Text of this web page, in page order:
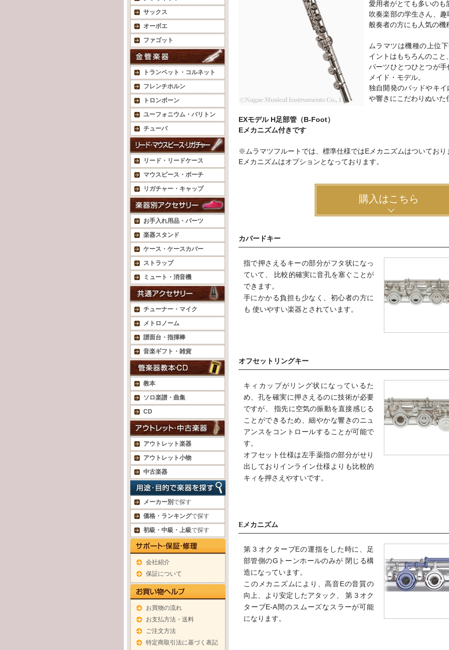
サックス
オーボエ
ファゴット
トランペット・コルネット
フレンチホルン
トロンボーン
ユーフォニウム・バリトン
チューバ
リード・リードケース
マウスピース・ポーチ
リガチャー・キャップ
お手入れ用品・パーツ
楽器スタンド
ケース・ケースカバー
ストラップ
ミュート・消音機
チューナー・マイク
メトロノーム
譜面台・指揮棒
音楽ギフト・雑貨
教本
ソロ楽譜・曲集
CD
アウトレット楽器
アウトレット小物
中古楽器
メーカー別で探す
価格・ランキングで探す
初級・中級・上級で探す
会社紹介
保証について
お買物の流れ
お支払方法・送料
ご注文方法
特定商取引法に基づく表記
愛用者がとても多いのも
吹奏楽部の学生さん、
般奏者の方にも人気の
ムラマツは機種の上位
イントはもちろんのこと
パーツひとつひとつが
メイド・モデル。
独自開発のパッドやキ
や響きにこだわりぬいた
EXモデル H足部管（B-Foot）
Eメカニズム付きです
※ムラマツフルートでは、標準仕様ではEメカニズムはついており
Eメカニズムはオプションとなっております。
購入はこちら
カバードキー
指で押さえるキーの部分がフタ状になっ
ていて、 比較的確実に音孔を塞ぐことが
できます。
手にかかる負担も少なく、初心者の方に
も 使いやすい楽器とされています。
オフセットリングキー
キィカップがリング状になっているた
め、孔を確実に押さえるのに技術が必要
ですが、 指先に空気の振動を直接感じる
ことができるため、細やかな響きのニュ
アンスをコントロールすることが可能で
す。
オフセット仕様は左手薬指の部分がせり
出しておりインライン仕様よりも比較的
キィを押さえやすいです。
Eメカニズム
第３オクターブEの運指をした時に、足
部管側のGトーンホールのみが 閉じる構
造になっています。
このメカニズムにより、高音Eの音質の
向上、より安定したアタック、 第３オク
ターブE-A間のスムーズなスラーが可能
になります。